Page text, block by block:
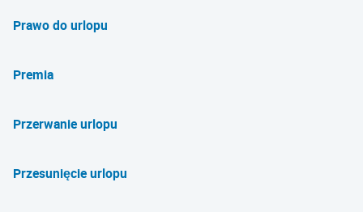
Prawo do urlopu
Premia
Przerwanie urlopu
Przesunięcie urlopu